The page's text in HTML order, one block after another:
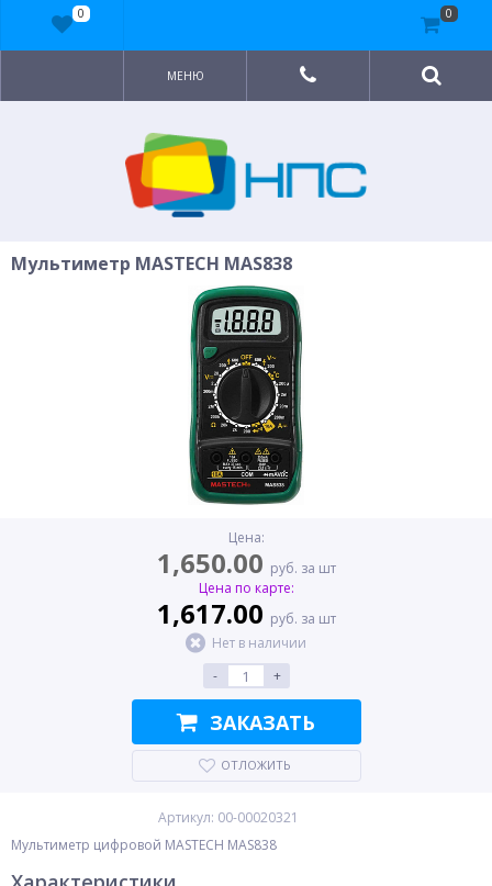
МЕНЮ
Мультиметр MASTECH MAS838
Цена:
1,650.00 руб. за шт
Цена по карте:
1,617.00 руб. за шт
Нет в наличии
-
+
ЗАКАЗАТЬ
ОТЛОЖИТЬ
Артикул: 00-00020321
Мультиметр цифровой MASTECH MAS838
0 0